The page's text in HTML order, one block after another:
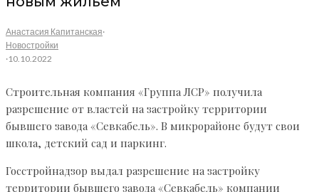
Анастасия Капитанская·
Новостройки
·10.10.2022
Строительная компания «Группа ЛСР» получила
разрешение от властей на застройку территории
бывшего завода «Севкабель». В микрорайоне будут свои
школа, детский сад и паркинг.
Госстройнадзор выдал разрешение на застройку
территории бывшего завода «Севкабель» компании